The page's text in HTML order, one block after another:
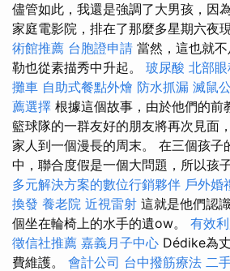
儘管如此，我還是強調了大男孩，因
家庭電影院，排在了那麼多星期六夜
術館推薦 台胞證申請 當然，這也就
勒也從素描秀中升起。 玻尿酸 北部
攤車 自助式餐點外燴 防水抓漏 滅鼠
薦選擇 根據這個故事，由於他們的前
籃球隊的一群友好的朋友將再次見面
家人到一個漫長的周末。 在三個孩子
中，聯合度假是一個大問題，所以孩
多元解決方案的數位行銷夥伴 戶外婚
換發 養老院 近視雷射 這就是他們認
個坐在輪椅上的水手的遺ow。 有效
徵信社推薦 嘉義月子中心 Dédike為
費維護。 會計公司 台中撥筋療法 二